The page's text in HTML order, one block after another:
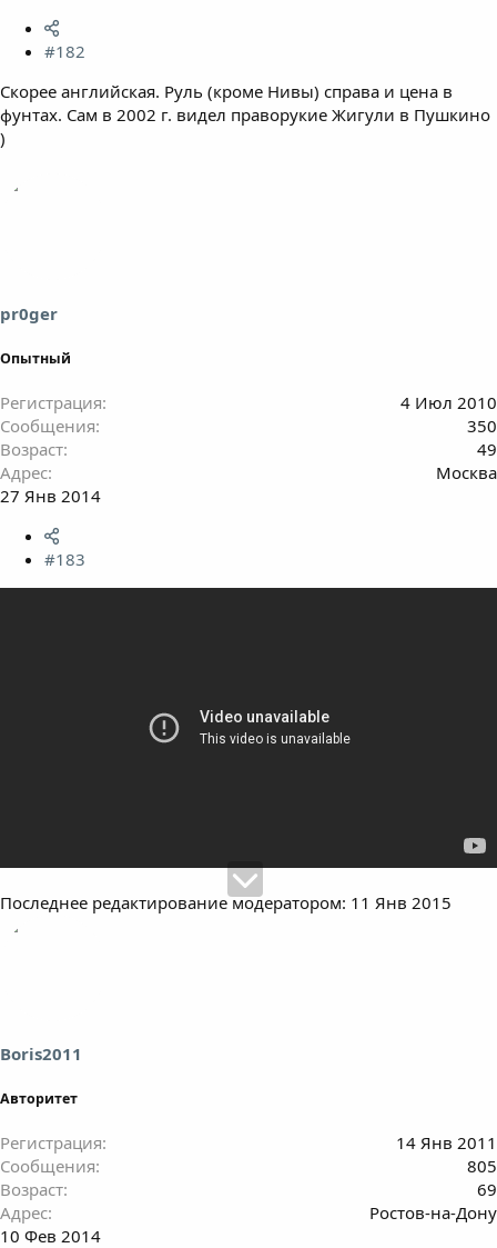
#182
Скорее английская. Руль (кроме Нивы) справа и цена в
фунтах. Сам в 2002 г. видел праворукие Жигули в Пушкино
)
pr0ger
Опытный
Регистрация
4 Июл 2010
Сообщения
350
Возраст
49
Адрес
Москва
27 Янв 2014
#183
Последнее редактирование модератором: 11 Янв 2015
Boris2011
Авторитет
Регистрация
14 Янв 2011
Сообщения
805
Возраст
69
Адрес
Ростов-на-Дону
10 Фев 2014